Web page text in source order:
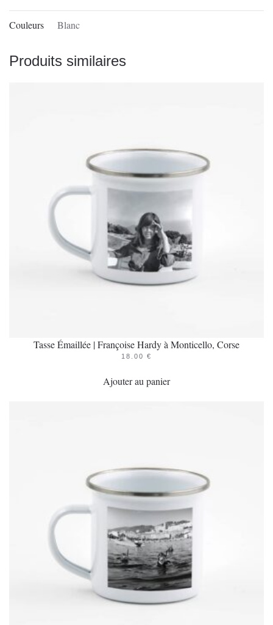
Couleurs Blanc
Produits similaires
Tasse Émaillée | Françoise Hardy à Monticello, Corse
18.00 €
Ajouter au panier